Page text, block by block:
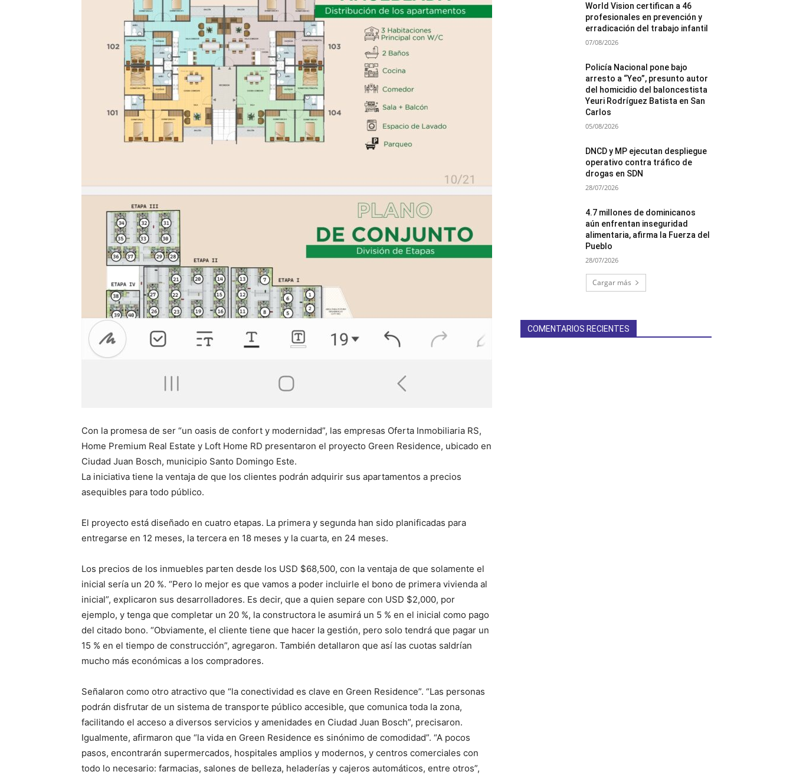
Con la promesa de ser “un oasis de confort y modernidad”, las empresas Oferta Inmobiliaria RS,
Home Premium Real Estate y Loft Home RD presentaron el proyecto Green Residence, ubicado en
Ciudad Juan Bosch, municipio Santo Domingo Este.
La iniciativa tiene la ventaja de que los clientes podrán adquirir sus apartamentos a precios
asequibles para todo público.
El proyecto está diseñado en cuatro etapas. La primera y segunda han sido planificadas para
entregarse en 12 meses, la tercera en 18 meses y la cuarta, en 24 meses.
Los precios de los inmuebles parten desde los USD $68,500, con la ventaja de que solamente el
inicial sería un 20 %. “Pero lo mejor es que vamos a poder incluirle el bono de primera vivienda al
inicial”, explicaron sus desarrolladores. Es decir, que a quien separe con USD $2,000, por
ejemplo, y tenga que completar un 20 %, la constructora le asumirá un 5 % en el inicial como pago
del citado bono. “Obviamente, el cliente tiene que hacer la gestión, pero solo tendrá que pagar un
15 % en el tiempo de construcción”, agregaron. También detallaron que así las cuotas saldrían
mucho más económicas a los compradores.
Señalaron como otro atractivo que “la conectividad es clave en Green Residence”. “Las personas
podrán disfrutar de un sistema de transporte público accesible, que comunica toda la zona,
facilitando el acceso a diversos servicios y amenidades en Ciudad Juan Bosch”, precisaron.
Igualmente, afirmaron que “la vida en Green Residence es sinónimo de comodidad”. “A pocos
pasos, encontrarán supermercados, hospitales amplios y modernos, y centros comerciales con
todo lo necesario: farmacias, salones de belleza, heladerías y cajeros automáticos, entre otros”,
World Vision certifican a 46
profesionales en prevención y
erradicación del trabajo infantil
07/08/2026
Policía Nacional pone bajo
arresto a “Yeo”, presunto autor
del homicidio del baloncestista
Yeuri Rodríguez Batista en San
Carlos
05/08/2026
DNCD y MP ejecutan despliegue
operativo contra tráfico de
drogas en SDN
28/07/2026
4.7 millones de dominicanos
aún enfrentan inseguridad
alimentaria, afirma la Fuerza del
Pueblo
28/07/2026
Cargar más
COMENTARIOS RECIENTES